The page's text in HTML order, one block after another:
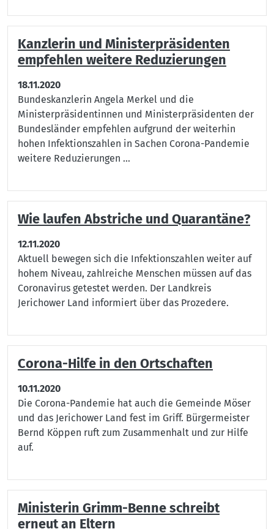
Kanzlerin und Ministerpräsidenten
empfehlen weitere Reduzierungen
18.11.2020
Bundeskanzlerin Angela Merkel und die
Ministerpräsidentinnen und Ministerpräsidenten der
Bundesländer empfehlen aufgrund der weiterhin
hohen Infektionszahlen in Sachen Corona-Pandemie
weitere Reduzierungen ...
Wie laufen Abstriche und Quarantäne?
12.11.2020
Aktuell bewegen sich die Infektionszahlen weiter auf
hohem Niveau, zahlreiche Menschen müssen auf das
Coronavirus getestet werden. Der Landkreis
Jerichower Land informiert über das Prozedere.
Corona-Hilfe in den Ortschaften
10.11.2020
Die Corona-Pandemie hat auch die Gemeinde Möser
und das Jerichower Land fest im Griff. Bürgermeister
Bernd Köppen ruft zum Zusammenhalt und zur Hilfe
auf.
Ministerin Grimm-Benne schreibt
erneut an Eltern